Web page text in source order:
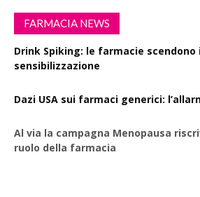
FARMACIA NEWS
Drink Spiking: le farmacie scendono
sensibilizzazione
Dazi USA sui farmaci generici:
Al via la campagna Menopausa
ruolo della farmacia